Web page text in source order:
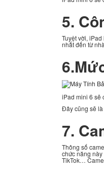
5.
Tuyệt vời,
nhất đến từ
iPad mini 6 sẽ
Đây cũng sẽ
7.
Thông số
chức năng
TikTok…